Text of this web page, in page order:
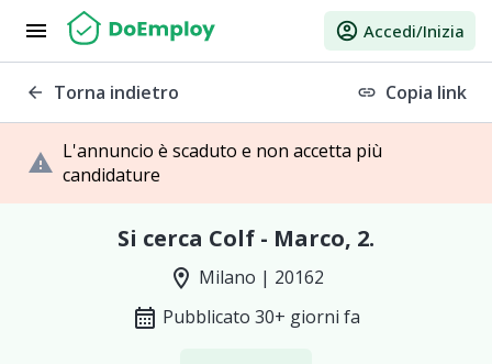
menu account_circle Accedi/Inizia
arrow_back Torna indietro link Copia link
warning L'annuncio è scaduto e non accetta più
candidature
Si cerca Colf - Marco, 2.
location_on Milano | 20162
calendar_month Pubblicato 30+ giorni fa